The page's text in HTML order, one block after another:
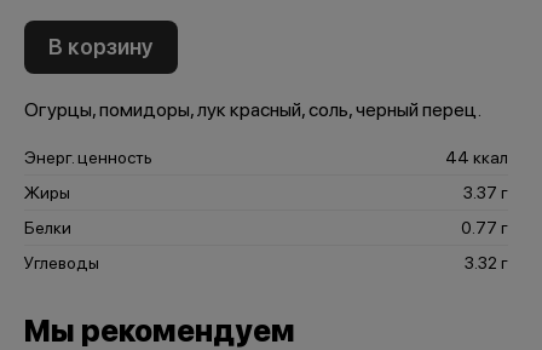
В корзину
Огурцы, помидоры, лук красный, соль, черный перец.
Энерг. ценность
44 ккал
Жиры
3.37 г
Белки
0.77 г
Углеводы
3.32 г
Мы рекомендуем